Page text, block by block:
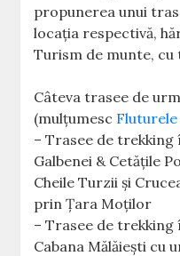
propunerea unui
locația respectivă,
Turism de munte, cu
Câteva trasee de
(mulțumesc
– Trasee de trekking
Galbenei & Cetățile
Cheile Turzii și
prin Țara Moților
– Trasee de trekking
Cabana Mălăiești cu